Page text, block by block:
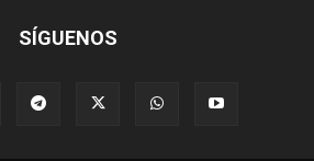
SÍGUENOS